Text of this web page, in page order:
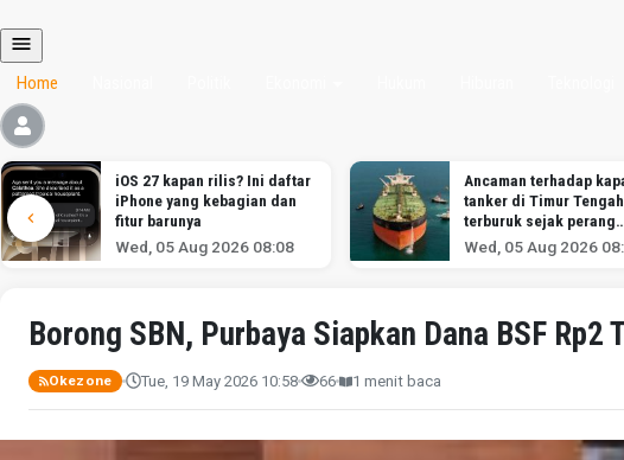
Home
iOS 27 kapan rilis? Ini daftar
iPhone yang kebagian dan
fitur barunya
Wed, 05 Aug 2026 08:08
Ancaman terhadap
tanker di Timur Tengah
terburuk sejak perang
melawan Iran dimulai,
menurut analis
Wed, 05 Aug 2026
Borong SBN, Purbaya Siapkan Dana BSF Rp2
Okezone Tue, 19 May 2026 10:58 66 1 menit baca